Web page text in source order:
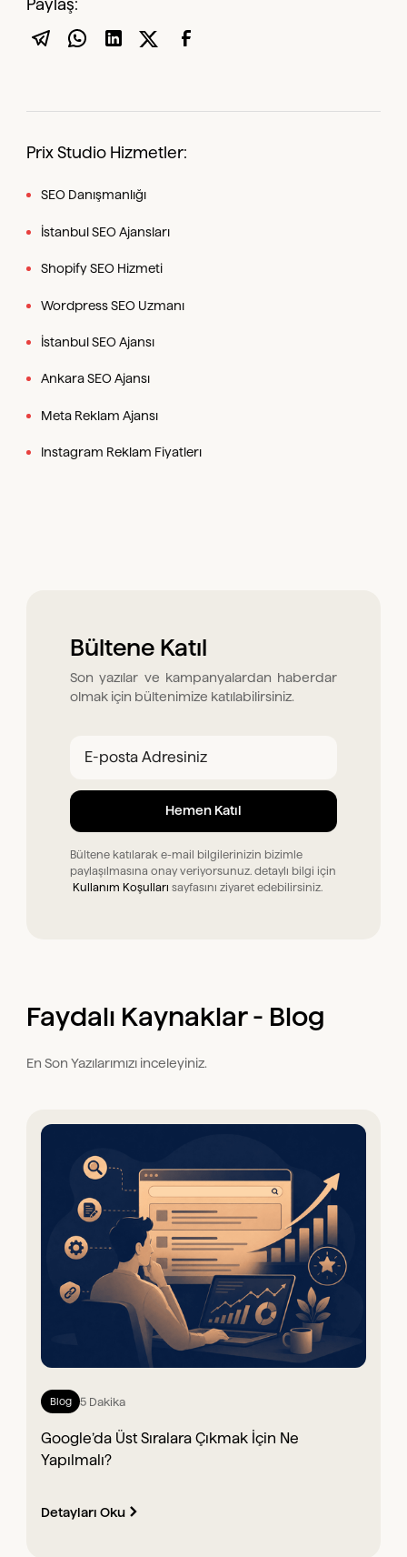
Paylaş:
Prix Studio Hizmetler:
SEO Danışmanlığı
İstanbul SEO Ajansları
Shopify SEO Hizmeti
Wordpress SEO Uzmanı
İstanbul SEO Ajansı
Ankara SEO Ajansı
Meta Reklam Ajansı
Instagram Reklam Fiyatlerı
Bültene Katıl
Son yazılar ve kampanyalardan haberdar
olmak için bültenimize katılabilirsiniz.
Bültene katılarak e-mail bilgilerinizin bizimle
paylaşılmasına onay veriyorsunuz. detaylı bilgi için
Kullanım Koşulları sayfasını ziyaret edebilirsiniz.
Faydalı Kaynaklar - Blog
En Son Yazılarımızı inceleyiniz.
Blog 5 Dakika
Google’da Üst Sıralara Çıkmak İçin Ne
Yapılmalı?
Detayları Oku